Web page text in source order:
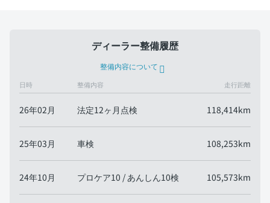
ディーラー整備履歴
整備内容について
日時 整備内容 走行距離
26年02月 法定12ヶ月点検 118,414km
25年03月 車検 108,253km
24年10月 プロケア10 / あんしん10検 105,573km